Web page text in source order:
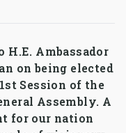
H.E. Ambassador
on being elected
Session of the
Assembly. A
for our nation